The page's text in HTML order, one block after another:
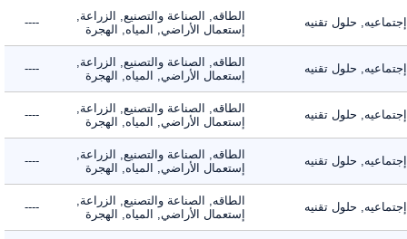
حلول تقنيه
الطاقه, الصناعة والتصنيع, الزراعة,
إستعمال الأراضي, المياه, الهجرة
----
حلول تقنيه
الطاقه, الصناعة والتصنيع, الزراعة,
إستعمال الأراضي, المياه, الهجرة
----
حلول تقنيه
الطاقه, الصناعة والتصنيع, الزراعة,
إستعمال الأراضي, المياه, الهجرة
----
حلول تقنيه
الطاقه, الصناعة والتصنيع, الزراعة,
إستعمال الأراضي, المياه, الهجرة
----
حلول تقنيه
الطاقه, الصناعة والتصنيع, الزراعة,
إستعمال الأراضي, المياه, الهجرة
----